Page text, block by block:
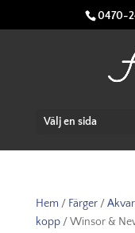
0470-
Välj en sida
Hem / Färger/
kopp/ Winsor &